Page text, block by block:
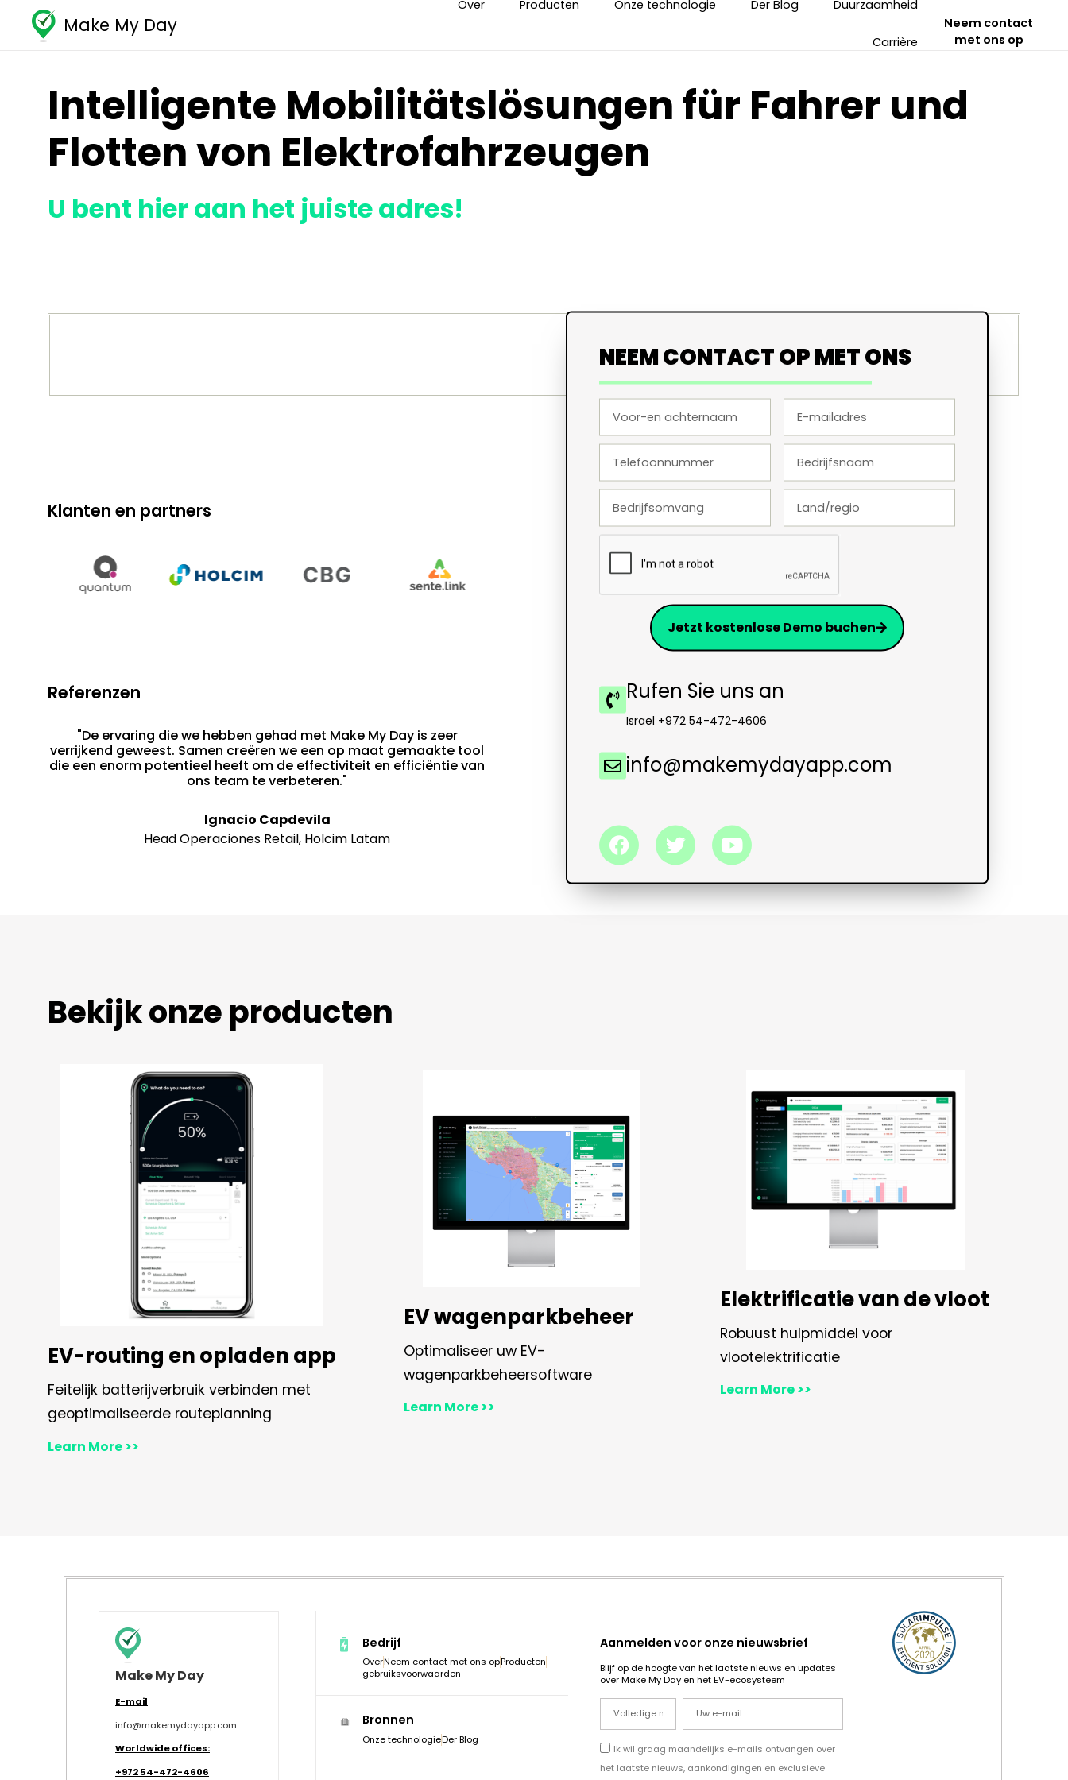
Make My Day
Over Producten Onze technologie Der Blog Duurzaamheid
Carrière
Neem contact
met ons op
Intelligente Mobilitätslösungen für Fahrer und
Flotten von Elektrofahrzeugen
U bent hier aan het juiste adres!
Klanten en partners
Referenzen
"De ervaring die we hebben gehad met Make My Day is zeer
verrijkend geweest. Samen creëren we een op maat gemaakte tool
die een enorm potentieel heeft om de effectiviteit en efficiëntie van
ons team te verbeteren."
Ignacio Capdevila
Head Operaciones Retail, Holcim Latam
NEEM CONTACT OP MET ONS
Jetzt kostenlose Demo buchen
Rufen Sie uns an
Israel +972 54-472-4606
info@makemydayapp.com
Bekijk onze producten
EV-routing en opladen app
Feitelijk batterijverbruik verbinden met
geoptimaliseerde routeplanning
Learn More >>
EV wagenparkbeheer
Optimaliseer uw EV-
wagenparkbeheersoftware
Learn More >>
Elektrificatie van de vloot
Robuust hulpmiddel voor
vlootelektrificatie
Learn More >>
Make My Day
E-mail
info@makemydayapp.com
Worldwide offices:
+972 54-472-4606
Bedrijf
OverNeem contact met ons opProducten
gebruiksvoorwaarden
Bronnen
Onze technologieDer Blog
Aanmelden voor onze nieuwsbrief
Blijf op de hoogte van het laatste nieuws en updates
over Make My Day en het EV-ecosysteem
Ik wil graag maandelijks e-mails ontvangen over
het laatste nieuws, aankondigingen en exclusieve